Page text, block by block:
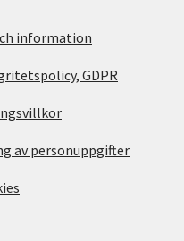
information
GDPR
av personuppgifter